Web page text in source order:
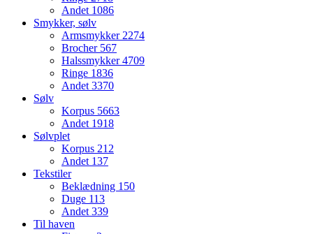
Andet 1086
Smykker, sølv
Armsmykker2274
Brocher 567
Halssmykker4709
Ringe 1836
Andet3370
Sølv
Korpus 5663
Andet 1918
Sølvplet
Korpus 212
Andet 137
Tekstiler
Beklædning 150
Duge 113
Andet339
Til haven